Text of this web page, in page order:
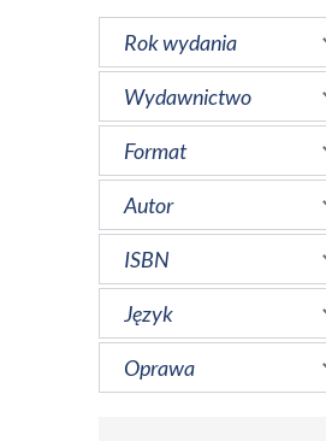
Rok wydania
Wydawnictwo
Format
Autor
ISBN
Język
Oprawa